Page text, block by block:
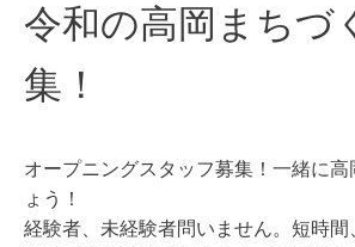
令和の高岡まちづ
集！
オープニングスタッフ募集！一緒に高
ょう！
経験者、未経験者問いません。短時間